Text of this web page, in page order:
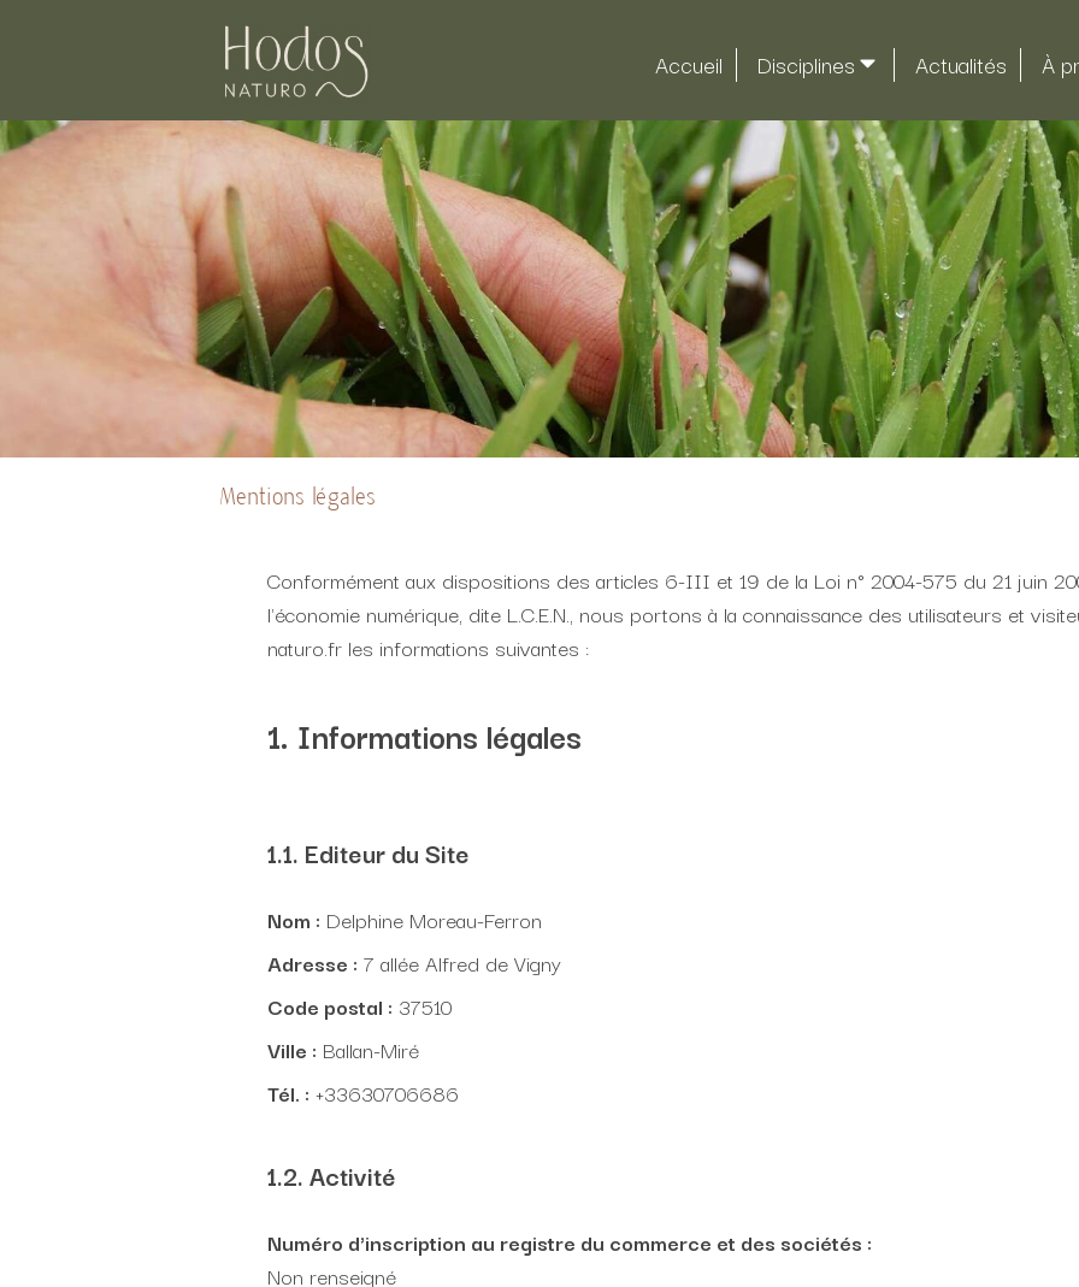
Accueil Disciplines Actualités À
Mentions légales
Conformément aux dispositions des articles 6-III et 19 de la Loi n° 2004-575 du 21 juin
l'économie numérique, dite L.C.E.N., nous portons à la connaissance des utilisateurs et
naturo.fr les informations suivantes :
1. Informations légales
1.1. Editeur du Site
Nom : Delphine Moreau-Ferron
Adresse : 7 allée Alfred de Vigny
Code postal : 37510
Ville : Ballan-Miré
Tél. : +33630706686
1.2. Activité
Numéro d'inscription au registre du commerce et des sociétés :
Non renseigné